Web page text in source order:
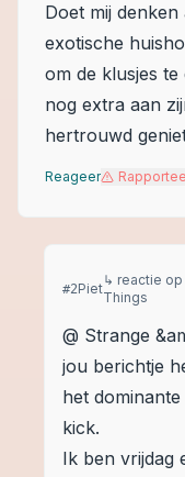
Doet mij
exotische
om de klusjes
nog extra aan
hertrouwd
Reageer
#2Piet
↳ reactie op
Things
@ Strange
jou berichtje
het
kick.
Ik ben vrijdag